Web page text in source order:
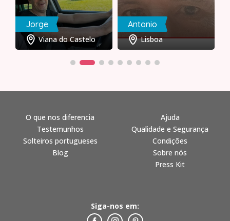
Jorge
Viana do Castelo
Antonio
Lisboa
O que nos diferencia
Testemunhos
Solteiros portugueses
Blog
Ajuda
Qualidade e Segurança
Condições
Sobre nós
Press Kit
Siga-nos em: